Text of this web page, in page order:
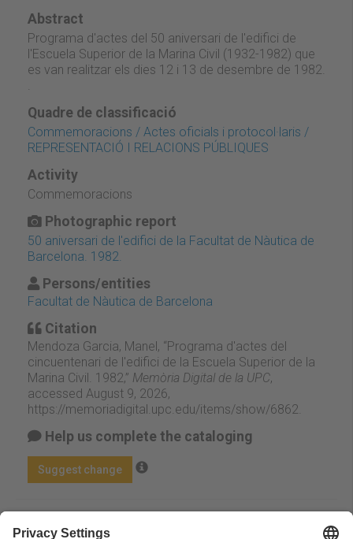
Abstract
Programa d'actes del 50 aniversari de l'edifici de
l'Escuela Superior de la Marina Civil (1932-1982) que
es van realitzar els dies 12 i 13 de desembre de 1982.
Quadre de classificació
Commemoracions / Actes oficials i protocol·laris /
REPRESENTACIÓ I RELACIONS PÚBLIQUES
Activity
Commemoracions
Photographic report
50 aniversari de l'edifici de la Facultat de Nàutica de
Barcelona. 1982.
Persons/entities
Facultat de Nàutica de Barcelona
Citation
Mendoza Garcia, Manel, “Programa d'actes del
cincuentenari de l'edifici de la Escuela Superior de la
Marina Civil. 1982,” Memòria Digital de la UPC,
accessed August 9, 2026,
https://memoriadigital.upc.edu/items/show/6862
Help us complete the cataloging
Suggest change
Facebook